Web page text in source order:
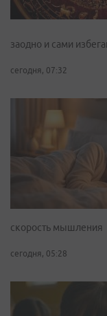
заодно и сами
сегодня, 07:32
скорость мышления
сегодня, 05:28